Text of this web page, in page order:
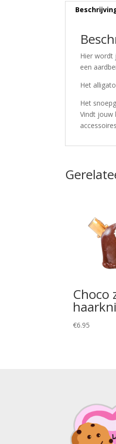
Hier wordt
een
Het
Het
Vindt jouw
Choco
€6.95